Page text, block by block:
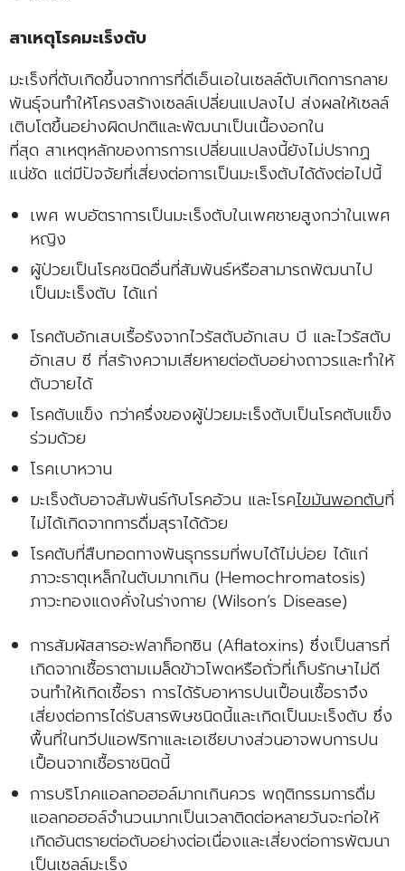
สาเหตุโรคมะเร็งตับ
มะเร็งที่ตับเกิดขึ้นจากการที่ดีเอ็นเอในเซลล์ตับเกิดการกลาย
พันธุ์จนทำให้โครงสร้างเซลล์เปลี่ยนแปลงไป ส่งผลให้เซลล์
เติบโตขึ้นอย่างผิดปกติและพัฒนาเป็นเนื้องอกใน
ที่สุด สาเหตุหลักของการการเปลี่ยนแปลงนี้ยังไม่ปรากฏ
แน่ชัด แต่มีปัจจัยที่เสี่ยงต่อการเป็นมะเร็งตับได้ดังต่อไปนี้
เพศ พบอัตราการเป็นมะเร็งตับในเพศชายสูงกว่าในเพศ
หญิง
ผู้ป่วยเป็นโรคชนิดอื่นที่สัมพันธ์หรือสามารถพัฒนาไป
เป็นมะเร็งตับ ได้แก่
โรคตับอักเสบเรื้อรังจากไวรัสตับอักเสบ บี และไวรัสตับ
อักเสบ ซี ที่สร้างความเสียหายต่อตับอย่างถาวรและทำให้
ตับวายได้
โรคตับแข็ง กว่าครึ่งของผู้ป่วยมะเร็งตับเป็นโรคตับแข็ง
ร่วมด้วย
โรคเบาหวาน
มะเร็งตับอาจสัมพันธ์กับโรคอ้วน และโรคไขมันพอกตับที่
ไม่ได้เกิดจากการดื่มสุราได้ด้วย
โรคตับที่สืบทอดทางพันธุกรรมที่พบได้ไม่บ่อย ได้แก่
ภาวะธาตุเหล็กในตับมากเกิน (Hemochromatosis)
ภาวะทองแดงคั่งในร่างกาย (Wilson’s Disease)
การสัมผัสสารอะฟลาท็อกซิน (Aflatoxins) ซึ่งเป็นสารที่
เกิดจากเชื้อราตามเมล็ดข้าวโพดหรือถั่วที่เก็บรักษาไม่ดี
จนทำให้เกิดเชื้อรา การได้รับอาหารปนเปื้อนเชื้อราจึง
เสี่ยงต่อการได่รับสารพิษชนิดนี้และเกิดเป็นมะเร็งตับ ซึ่ง
พื้นที่ในทวีปแอฟริกาและเอเชียบางส่วนอาจพบการปน
เปื้อนจากเชื้อราชนิดนี้
การบริโภคแอลกอฮอล์มากเกินควร พฤติกรรมการดื่ม
แอลกอฮอล์จำนวนมากเป็นเวลาติดต่อหลายวันจะก่อให้
เกิดอันตรายต่อตับอย่างต่อเนื่องและเสี่ยงต่อการพัฒนา
เป็นเซลล์มะเร็ง